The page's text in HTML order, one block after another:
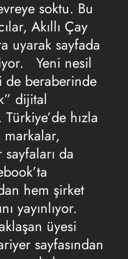
soktu. Bu
Akıllı Çay
uyarak sayfada
Yeni nesil
beraberinde
dijital
hızla
sayfaları da
hem şirket
yayınlıyor.
üyesi
sayfasından